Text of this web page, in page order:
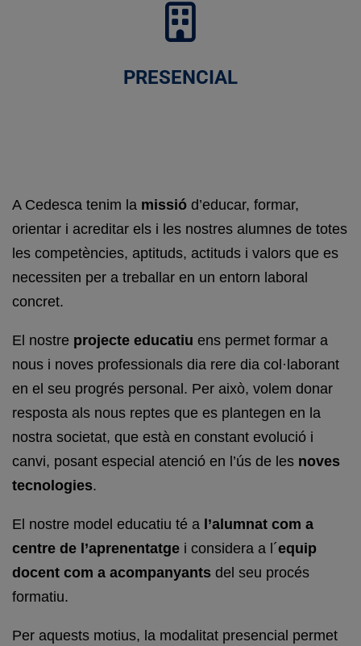
PRESENCIAL
A Cedesca tenim la missió d’educar, formar,
orientar i acreditar els i les nostres alumnes de totes
les competències, aptituds, actituds i valors que es
necessiten per a treballar en un entorn laboral
concret.
El nostre projecte educatiu ens permet formar a
nous i noves professionals dia rere dia col·laborant
en el seu progrés personal. Per això, volem donar
resposta als nous reptes que es plantegen en la
nostra societat, que està en constant evolució i
canvi, posant especial atenció en l’ús de les noves
tecnologies.
El nostre model educatiu té a l’alumnat com a
centre de l’aprenentatge i considera a l´equip
docent com a acompanyants del seu procés
formatiu.
Per aquests motius, la modalitat presencial permet